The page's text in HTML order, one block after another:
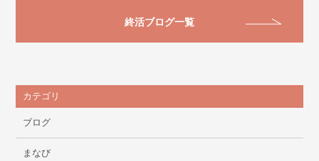
終活ブログ一覧
カテゴリ
ブログ
まなび